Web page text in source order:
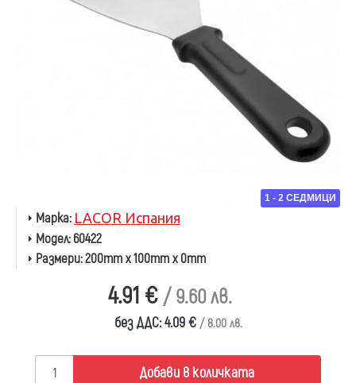
1 - 2 СЕДМИЦИ
4.91 € / 9.60 лв.
без ДДС: 4.09 € / 8.00 лв.
Марка: LACOR Испания
Модел:60422
Размери:200mm x 100mm x 0mm
Добави в количката